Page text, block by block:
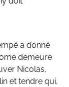
a donné
demeure
Nicolas,
et tendre qui,